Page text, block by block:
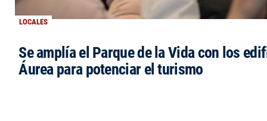
LOCALES
Se amplía el Parque de la Vida con los
Áurea para potenciar el turismo